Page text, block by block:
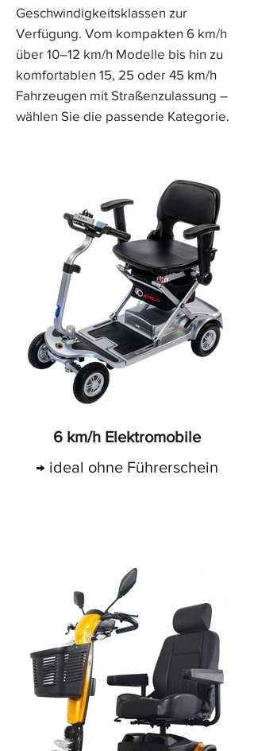
Geschwindigkeitsklassen zur
Verfügung. Vom kompakten 6 km/h
über 10–12 km/h Modelle bis hin zu
komfortablen 15, 25 oder 45 km/h
Fahrzeugen mit Straßenzulassung –
wählen Sie die passende Kategorie.
6 km/h Elektromobile
→ ideal ohne Führerschein